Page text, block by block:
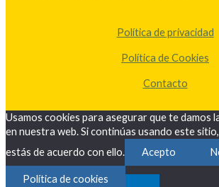
Política de privacidad
Política de Cookies
Contacto
Usamos cookies para asegurar que te damos
en nuestra web. Si continúas usando este
estás de acuerdo con ello.
Acepto
Política de cookies